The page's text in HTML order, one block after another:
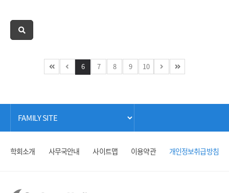
6 7 8 9 10
학회소개 사무국안내 사이트맵 이용약관 개인정보취급방침